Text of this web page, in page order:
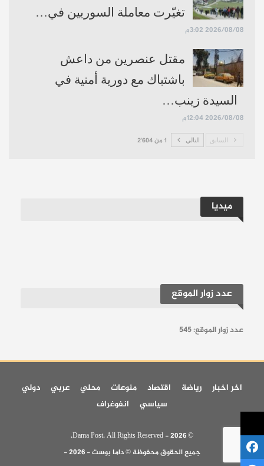
تغيّرت معاملة السوريين في…
2026/08/08 3:02م
مقتل عنصرين من داعش
باشتباك مع دورية أمنية في
السيدة زينب…
2026/08/08 12:04م
السابق التالي 1 من 2٬604
ميديا
عدد زوار الموقع
عدد زوار الموقع:545
اخر اخبار رياضة اقتصاد منوعات محلي عربي
دولي
سياسي
انفوغراف
© 2026 - Dama Post. All Rights Reserved.
جميع الحقوق محفوظة © داما بوست - 2026 -